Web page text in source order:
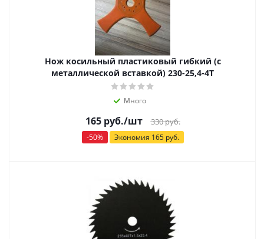
Нож косильный пластиковый гибкий (с
металлической вставкой) 230-25,4-4Т
Много
165руб./шт 330руб.
-50% Экономия 165руб.